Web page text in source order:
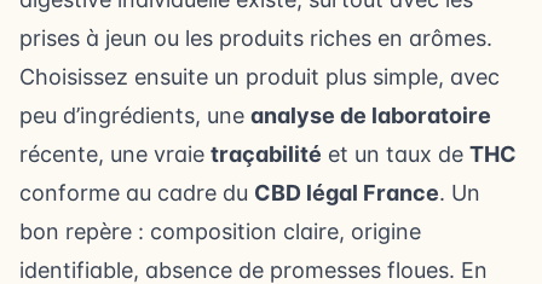
prises à jeun ou les produits riches en arômes.
Choisissez ensuite un produit plus simple, avec
peu d’ingrédients, une analyse de laboratoire
récente, une vraie traçabilité et un taux de THC
conforme au cadre du CBD légal France. Un
bon repère : composition claire, origine
identifiable, absence de promesses floues. En